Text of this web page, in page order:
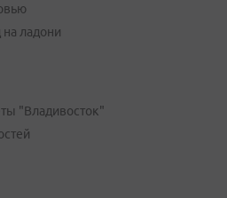
на ладони
"Владивосток"